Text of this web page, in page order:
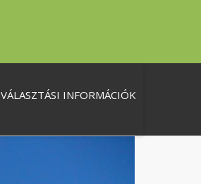
VÁLASZTÁSI INFORMÁCIÓK